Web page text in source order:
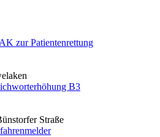
zur Patientenrettung
B3
Straße